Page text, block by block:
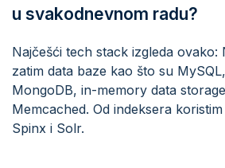
u svakodnevnom radu?
Najčešći tech stack izgleda ovako:
zatim data baze kao što su
MongoDB, in-memory data
Memcached. Od indeksera
Spinx i Solr.